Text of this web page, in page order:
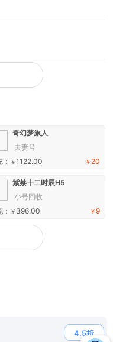
奇幻梦旅人
夫妻号
￥ 20
￥1122.00
紫禁十二时辰H5
小号回收
￥9
￥ 396.00
4.5折